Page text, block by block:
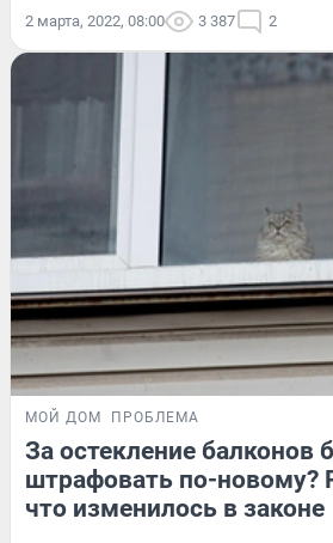
2 марта, 2022, 08:00 3 387 2
МОЙ ДОМ ПРОБЛЕМА
За остекление балконов
штрафовать по-новому?
что изменилось в законе